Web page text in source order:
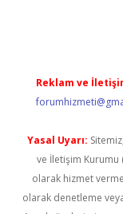
Reklam ve
Yasal Uyarı:
ve İletişim Kurumu
olarak hizmet
olarak denetleme